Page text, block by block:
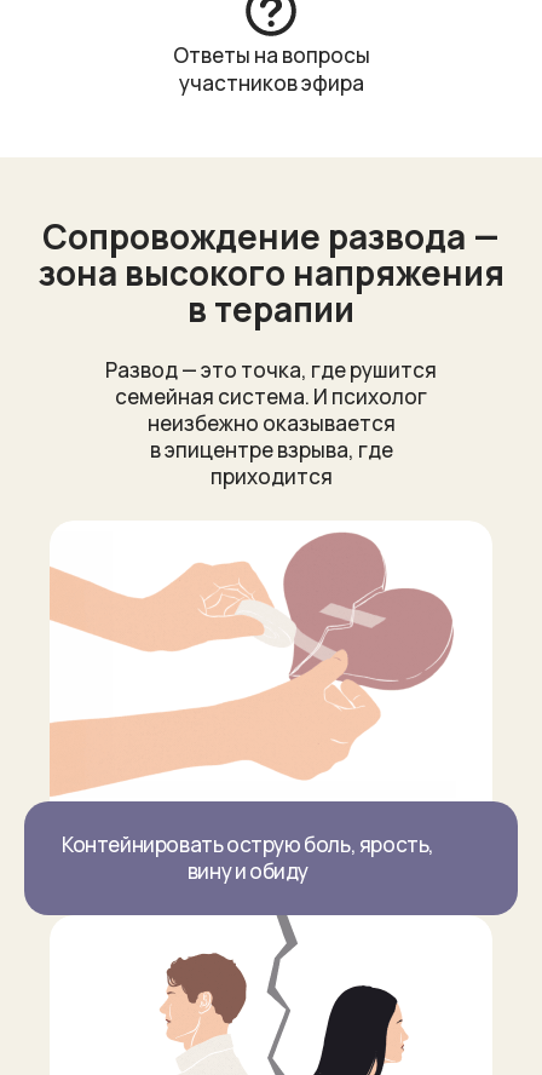
Ответы на вопросы
участников эфира
Сопровождение развода —
зона высокого напряжения
в терапии
Развод — это точка, где рушится
семейная система. И психолог
неизбежно оказывается
в эпицентре взрыва, где
приходится
Контейнировать острую боль, ярость,
вину и обиду